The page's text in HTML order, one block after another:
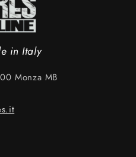
in Italy
Monza MB